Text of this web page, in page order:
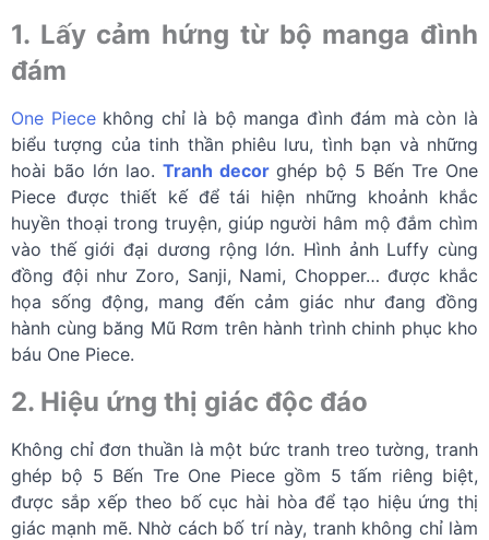
1. Lấy cảm hứng từ bộ manga đình
đám
One Piecekhông chỉ là bộ manga đình đám mà còn là
biểu tượng của tinh thần phiêu lưu, tình bạn và những
hoài bão lớn lao. Tranh decorghép bộ 5 Bến Tre One
Piece được thiết kế để tái hiện những khoảnh khắc
huyền thoại trong truyện, giúp người hâm mộ đắm chìm
vào thế giới đại dương rộng lớn. Hình ảnh Luffy cùng
đồng đội như Zoro, Sanji, Nami, Chopper… được khắc
họa sống động, mang đến cảm giác như đang đồng
hành cùng băng Mũ Rơm trên hành trình chinh phục kho
báu One Piece.
2. Hiệu ứng thị giác độc đáo
Không chỉ đơn thuần là một bức tranh treo tường, tranh
ghép bộ 5 Bến Tre One Piece gồm 5 tấm riêng biệt,
được sắp xếp theo bố cục hài hòa để tạo hiệu ứng thị
giác mạnh mẽ. Nhờ cách bố trí này, tranh không chỉ làm